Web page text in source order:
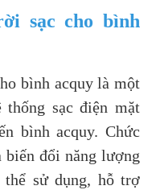
sạc cho bình
bình acquy là một
thống sạc điện mặt
bình acquy. Chức
đổi năng lượng
sử dụng, hỗ trợ